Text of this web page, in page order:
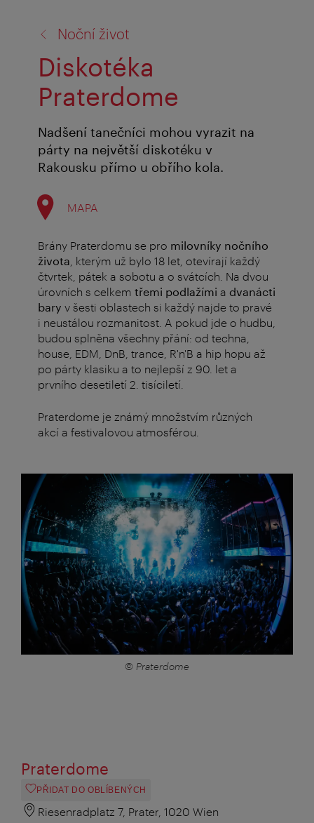
Noční život
Diskotéka
Praterdome
Nadšení tanečníci mohou vyrazit na
párty na největší diskotéku v
Rakousku přímo u obřího kola.
MAPA
Brány Praterdomu se pro milovníky nočního
života , kterým už bylo 18 let, otevírají každý
čtvrtek, pátek a sobotu a o svátcích. Na dvou
úrovních s celkem třemi podlažími a dvanácti
bary v šesti oblastech si každý najde to pravé
i neustálou rozmanitost. A pokud jde o hudbu,
budou splněna všechny přání: od techna,
house, EDM, DnB, trance, R'n'B a hip hopu až
po párty klasiku a to nejlepší z 90. let a
prvního desetiletí 2. tisíciletí.
Praterdome je známý množstvím různých
akcí a festivalovou atmosférou.
© Praterdome
Praterdome
PŘIDAT DO OBLÍBENÝCH
Riesenradplatz 7, Prater, 1020 Wien